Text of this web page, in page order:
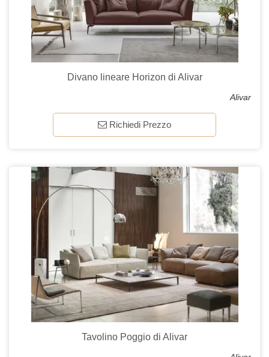
Divano lineare Horizon di Alivar
Alivar
Richiedi Prezzo
Tavolino Poggio di Alivar